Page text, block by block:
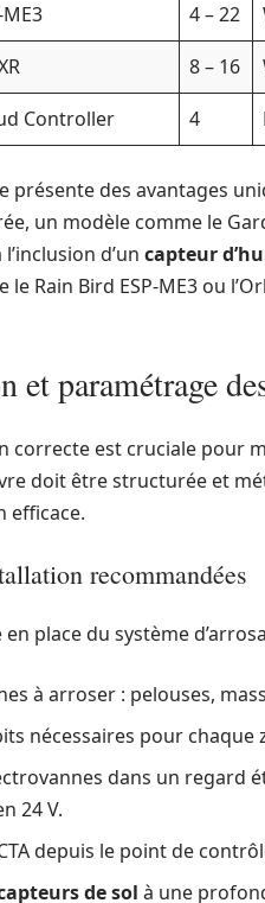
4 – 22
8 – 16
Controller
4
présente des avantages
un modèle comme le
d’un capteur
Rain Bird ESP-ME3 ou
et paramétrage
correcte est cruciale pour
doit être structurée et
efficace.
recommandées
en place du système
à arroser : pelouses,
nécessaires pour chaque
dans un regard
24 V.
depuis le point de
de sol à une